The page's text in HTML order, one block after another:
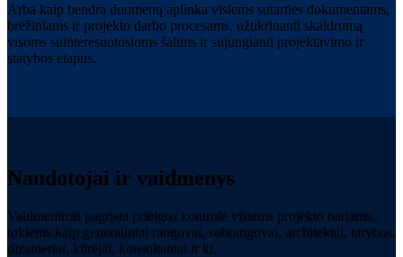
Arba kaip bendra duomenų aplinka visiems sutarties dokumentams,
brėžiniams ir projekto darbo procesams, užtikrinanti skaidrumą
visoms suinteresuotosioms šalims ir sujungianti projektavimo ir
statybos etapus.
Naudotojai ir vaidmenys
Vaidmenimis pagrįsta prieigos kontrolė visiems projekto nariams,
tokiems kaip generaliniai rangovai, subrangovai, architektai, tarybos,
dizaineriai, kūrėjai, konsultantai ir kt.